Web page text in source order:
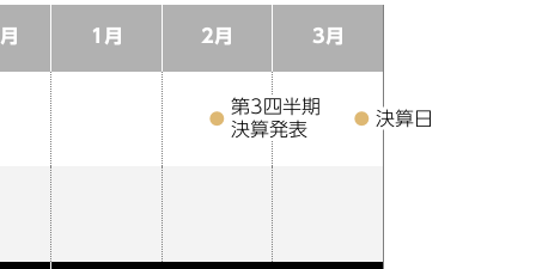
1月 2月 3月
第3四半期
決算発表
決算日